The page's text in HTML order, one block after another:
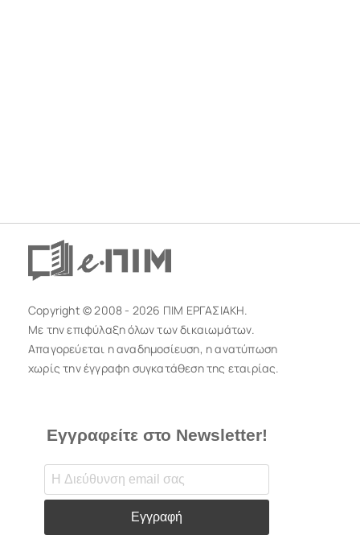
Copyright © 2008 - 2026 ΠΙΜ ΕΡΓΑΣΙΑΚΗ.
Με την επιφύλαξη όλων των δικαιωμάτων.
Απαγορεύεται η αναδημοσίευση, η ανατύπωση
χωρίς την έγγραφη συγκατάθεση της εταιρίας.
Εγγραφείτε στο Newsletter!
Εγγραφή